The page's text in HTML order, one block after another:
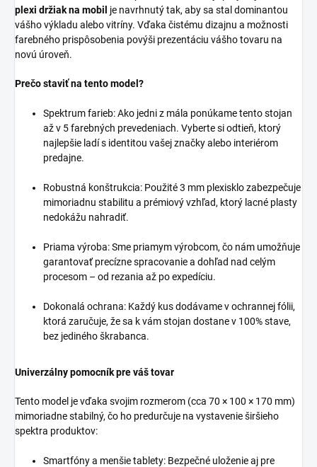
plexi držiak na mobil je navrhnutý tak, aby sa stal dominantou
vášho výkladu alebo vitríny. Vďaka čistému dizajnu a možnosti
farebného prispôsobenia povýši prezentáciu vášho tovaru na
novú úroveň.
Prečo staviť na tento model?
Spektrum farieb: Ako jedni z mála ponúkame tento stojan
až v 5 farebných prevedeniach. Vyberte si odtieň, ktorý
najlepšie ladí s identitou vašej značky alebo interiérom
predajne.
Robustná konštrukcia: Použité 3 mm plexisklo zabezpečuje
mimoriadnu stabilitu a prémiový vzhľad, ktorý lacné plasty
nedokážu nahradiť.
Priama výroba: Sme priamym výrobcom, čo nám umožňuje
garantovať precízne spracovanie a dohľad nad celým
procesom – od rezania až po expedíciu.
Dokonalá ochrana: Každý kus dodávame v ochrannej fólii,
ktorá zaručuje, že sa k vám stojan dostane v 100% stave,
bez jediného škrabanca.
Univerzálny pomocník pre váš tovar
Tento model je vďaka svojim rozmerom (cca 70 × 100 × 170 mm)
mimoriadne stabilný, čo ho predurčuje na vystavenie širšieho
spektra produktov:
Smartfóny a menšie tablety: Bezpečné uloženie aj pre